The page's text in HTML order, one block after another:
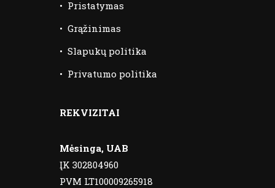
• Pristatymas
• Grąžinimas
• Slapukų politika
• Privatumo politika
REKVIZITAI
Mėsinga, UAB
ĮK 302804960
PVM LT100009265918